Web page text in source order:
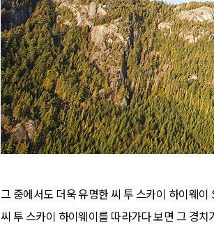
그 중에서도 더욱 유명한 씨 투 스카이 하이웨
씨 투 스카이 하이웨이를 따라가다 보면 그 경